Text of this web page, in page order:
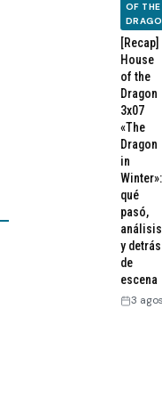
OF THE
[Recap]
House
of the
Dragon
3x07
«The
Dragon
in
Winter»:
qué
pasó,
análisis
y detrás
de
escena
3